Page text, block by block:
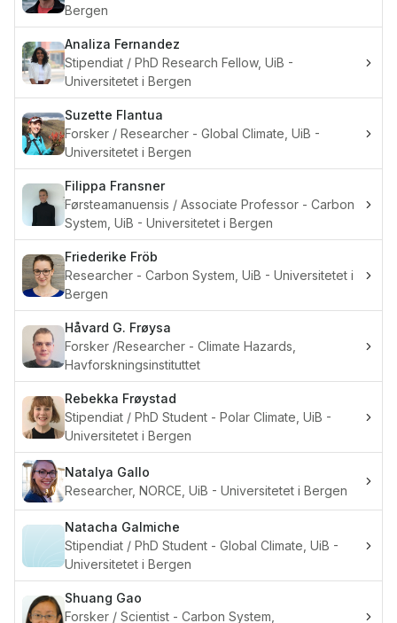
Bergen
Analiza Fernandez
Stipendiat / PhD Research Fellow, UiB -
Universitetet i Bergen
Suzette Flantua
Forsker / Researcher - Global Climate, UiB -
Universitetet i Bergen
Filippa Fransner
Førsteamanuensis / Associate Professor - Carbon
System, UiB - Universitetet i Bergen
Friederike Fröb
Researcher - Carbon System, UiB - Universitetet i
Bergen
Håvard G. Frøysa
Forsker /Researcher - Climate Hazards,
Havforskningsinstituttet
Rebekka Frøystad
Stipendiat / PhD Student - Polar Climate, UiB -
Universitetet i Bergen
Natalya Gallo
Researcher, NORCE, UiB - Universitetet i Bergen
Natacha Galmiche
Stipendiat / PhD Student - Global Climate, UiB -
Universitetet i Bergen
Shuang Gao
Forsker / Scientist - Carbon System,